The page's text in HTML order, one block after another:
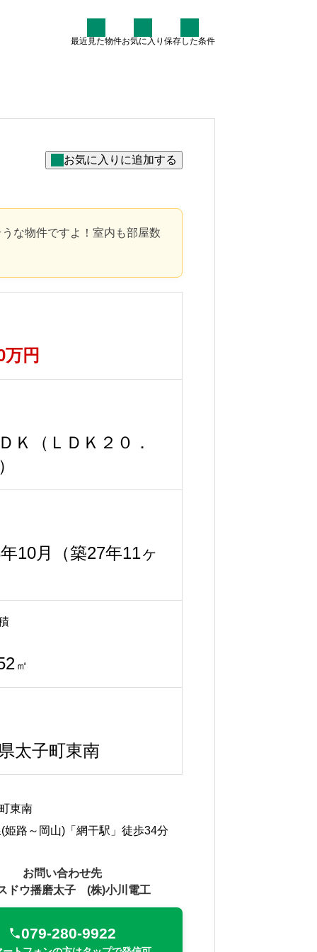
最近見た物件お気に入り 保存した条件
術
な物件ですよ！室内も部屋数
万円
Ｋ（ＬＤＫ２０．
10月（築27年11ヶ
㎡
太子町東南
東南
姫路～岡山)「網干駅」徒歩34分
お問い合わせ先
ドウ播磨太子 (株)小川電工
079-280-9922